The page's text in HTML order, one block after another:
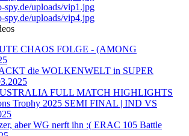
CHAOS FOLGE - (AMONG
die WOLKENWELT in SUPER
FULL MATCH HIGHLIGHTS
Trophy 2025 SEMI FINAL | IND VS
aber WG nerft ihn :( ERAC 105 Battle